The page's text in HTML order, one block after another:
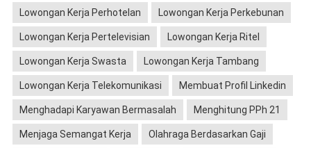
Lowongan Kerja Perhotelan Lowongan Kerja Perkebunan
Lowongan Kerja Pertelevisian Lowongan Kerja Ritel
Lowongan Kerja Swasta Lowongan Kerja Tambang
Lowongan Kerja Telekomunikasi Membuat Profil Linkedin
Menghadapi Karyawan Bermasalah Menghitung PPh 21
Menjaga Semangat Kerja Olahraga Berdasarkan Gaji